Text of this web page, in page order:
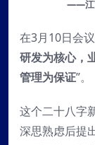
——江
在3月10日会
研发为核心，
管理为保证”。
这个二十八字
深思熟虑后提